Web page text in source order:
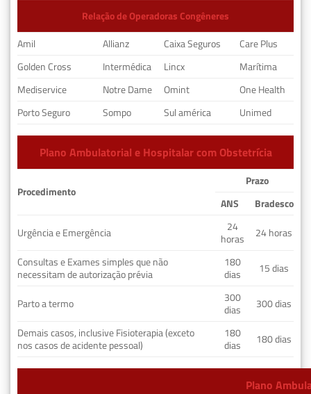
Relação de Operadoras Congêneres
Amil
Allianz Caixa Seguros
Care Plus
Golden Cross
Intermédica Lincx
Marítima
Mediservice
Notre Dame Omint
One Health
Porto Seguro
Sompo Sul américa Unimed
Plano Ambulatorial e Hospitalar com Obstetrícia
Procedimento
Prazo
ANS
Bradesco
Urgência e Emergência
24
horas
24 horas
Consultas e Exames simples que não
necessitam de autorização prévia
180
dias
15 dias
Parto a termo
300
dias
300 dias
Demais casos, inclusive Fisioterapia (exceto
nos casos de acidente pessoal)
180
dias
180 dias
Plano